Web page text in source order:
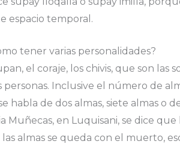
espacio temporal.
tener varias personalidades?
el coraje, los chivis, que son las
Inclusive el número de
habla de dos almas, siete almas o
Muñecas, en Luquisani, se dice
almas se queda con el muerto,